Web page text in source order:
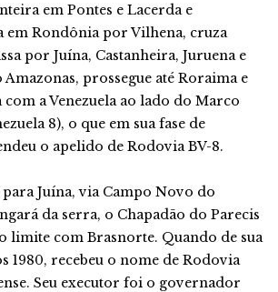
em Pontes e Lacerda e
em Rondônia por Vilhena, cruza
por Juína, Castanheira, Juruena e
Amazonas, prossegue até Roraima e
a Venezuela ao lado do Marco
8), o que em sua fase de
o apelido de Rodovia BV-8.
Juína, via Campo Novo do
da serra, o Chapadão do Parecis
limite com Brasnorte. Quando de sua
1980, recebeu o nome de Rodovia
Seu executor foi o governador